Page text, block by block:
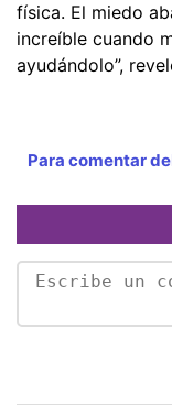
física. El miedo
increíble cuando
ayudándolo”,
Para comentar